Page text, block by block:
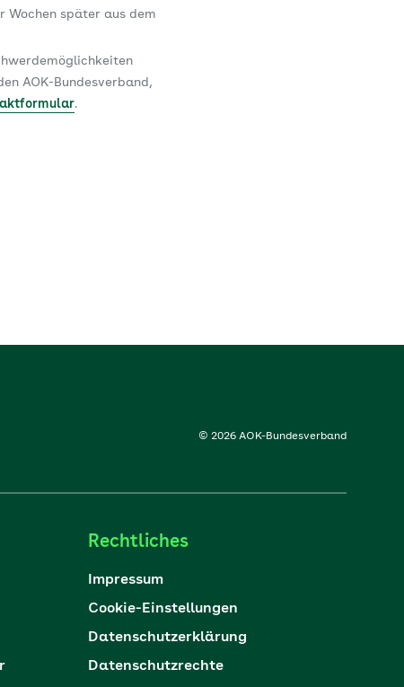
Wochen später aus dem
AOK-Bundesverband,
.
© 2026 AOK-Bundesverband
Rechtliches
Impressum
Cookie-Einstellungen
Datenschutzerklärung
Datenschutzrechte